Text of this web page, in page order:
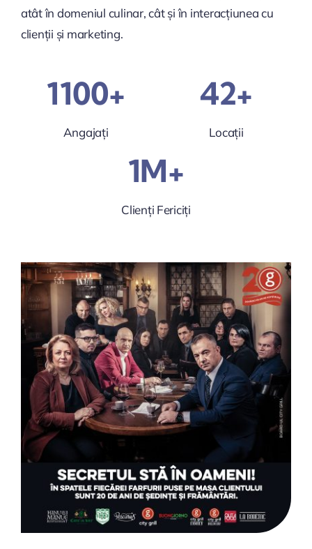
atât în domeniul culinar, cât și în interacțiunea cu
clienții și marketing.
1100+
Angajați
42+
Locații
1M+
Clienți Fericiți